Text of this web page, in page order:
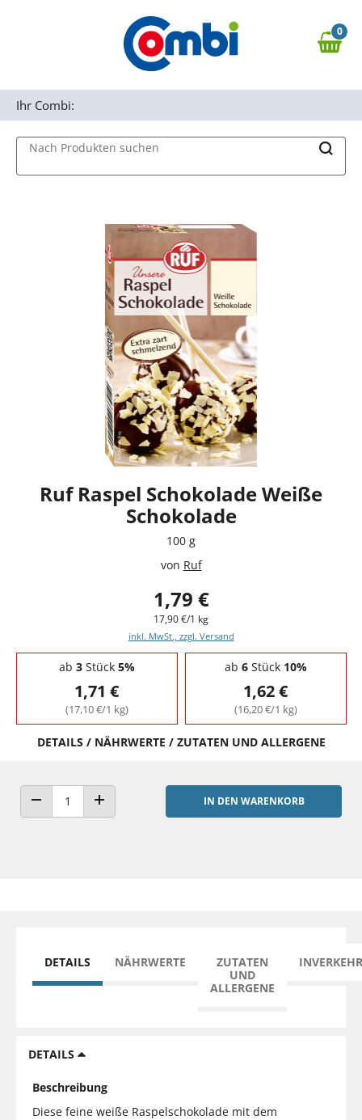
Zur Navigation springen
0,00 €
0
Nach Produkten suchen
Ihr Combi:
Ruf Raspel Schokolade Weiße
Schokolade
100 g
von Ruf
1,79 €
17,90 €/1 kg
inkl. MwSt., zzgl. Versand
Staffelpreise - Mengenrabatt
ab 3Stück 5%
1,71 €
(17,10 €/1 kg)
ab 6Stück 10%
1,62 €
(16,20 €/1 kg)
DETAILS / NÄHRWERTE / ZUTATEN UND ALLERGENE
ANZAHL VERRINGERNANZAHL ERHÖHEN
IN DEN WARENKORB
DETAILS NÄHRWERTE
ZUTATEN
UND
ALLERGENE
DETAILS
Beschreibung
Diese feine weiße Raspelschokolade mit dem